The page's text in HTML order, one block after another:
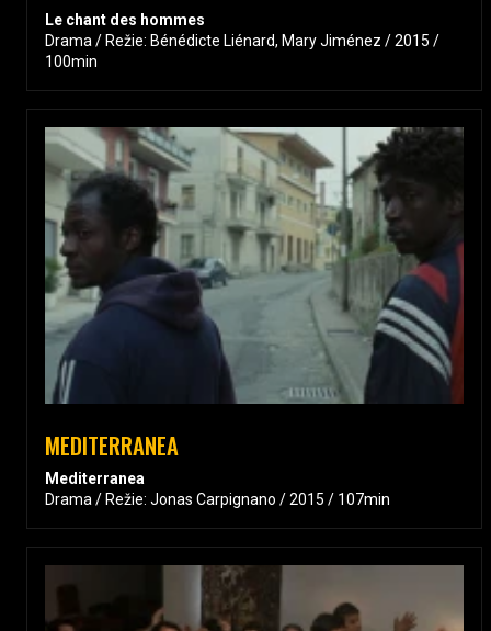
Le chant des hommes
Drama / Režie: Bénédicte Liénard, Mary Jiménez / 2015 /
100min
MEDITERRANEA
Mediterranea
Drama / Režie: Jonas Carpignano / 2015 / 107min